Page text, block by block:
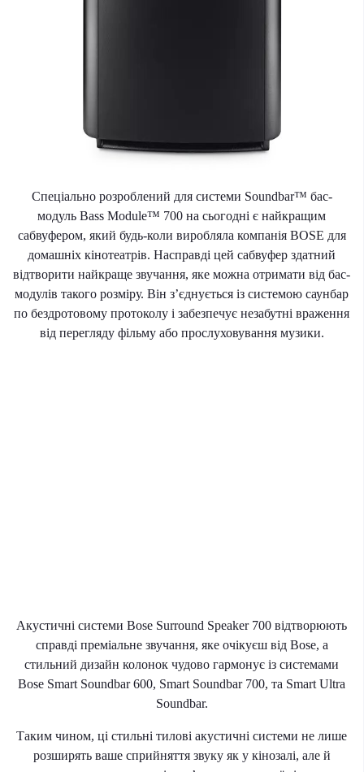
Спеціально розроблений для системи Soundbar™ бас-
модуль Bass Module™ 700 на сьогодні є найкращим
сабвуфером, який будь-коли виробляла компанія BOSE для
домашніх кінотеатрів. Насправді цей сабвуфер здатний
відтворити найкраще звучання, яке можна отримати від бас-
модулів такого розміру. Він з’єднується із системою саунбар
по бездротовому протоколу і забезпечує незабутні враження
від перегляду фільму або прослуховування музики.
Акустичні системи Bose Surround Speaker 700 відтворюють
справді преміальне звучання, яке очікуєш від Bose, а
стильний дизайн колонок чудово гармонує із системами
Bose Smart Soundbar 600, Smart Soundbar 700, та Smart Ultra
Soundbar.
Таким чином, ці стильні тилові акустичні системи не лише
розширять ваше сприйняття звуку як у кінозалі, але й